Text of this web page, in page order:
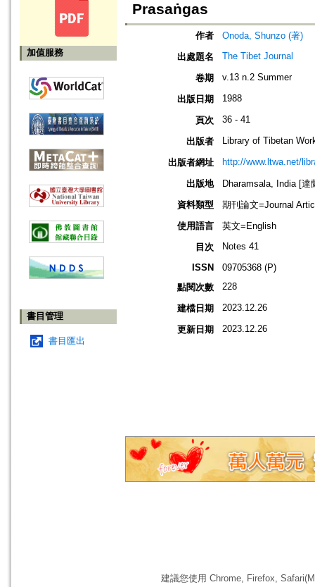
加值服務
書目管理
書目匯出
Prasaṅgas
作者
Onoda, Shunzo (著)
出處題名
The Tibet Journal
卷期 v.13 n.2 Summer
出版日期 1988
頁次 36 - 41
出版者 Library of Tibetan
出版者網址 http://www.ltwa.net/
出版地
Dharamsala, India [達
資料類型
期刊論文=Journal
使用語言
英文=English
目次
Notes 41
ISSN
09705368 (P)
點閱次數
228
建檔日期 2023.12.26
更新日期 2023.12.26
建議您使用 Chrome, Firefox,